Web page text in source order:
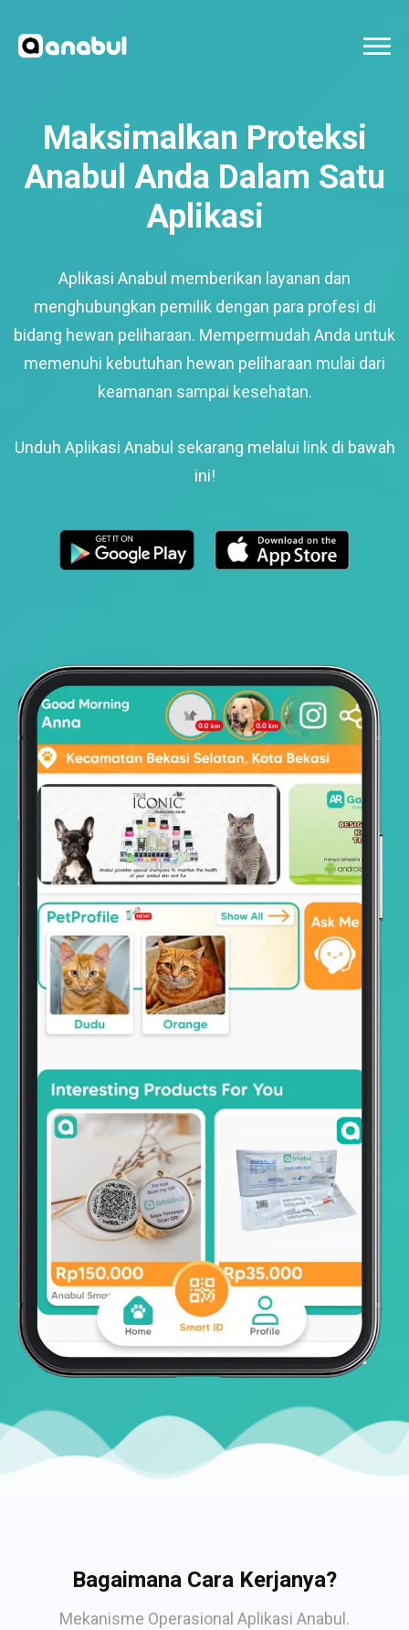
Maksimalkan Proteksi
Anabul Anda Dalam Satu
Aplikasi
Aplikasi Anabul memberikan layanan dan
menghubungkan pemilik dengan para profesi di
bidang hewan peliharaan. Mempermudah Anda untuk
memenuhi kebutuhan hewan peliharaan mulai dari
keamanan sampai kesehatan.
Unduh Aplikasi Anabul sekarang melalui link di bawah
ini!
Bagaimana Cara Kerjanya?
Mekanisme Operasional Aplikasi Anabul.